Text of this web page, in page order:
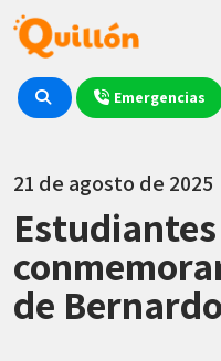
Emergencias
21 de agosto de 2025
de